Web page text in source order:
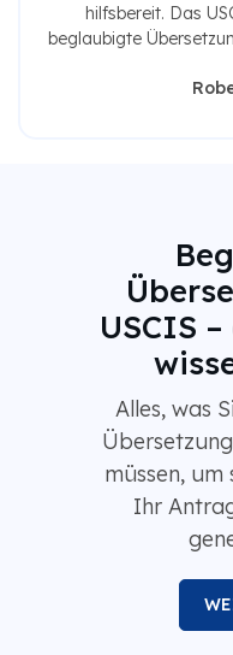
hilfsbereit. Das
beglaubigte
USCIS
Alles, was
müssen, um
Ihr